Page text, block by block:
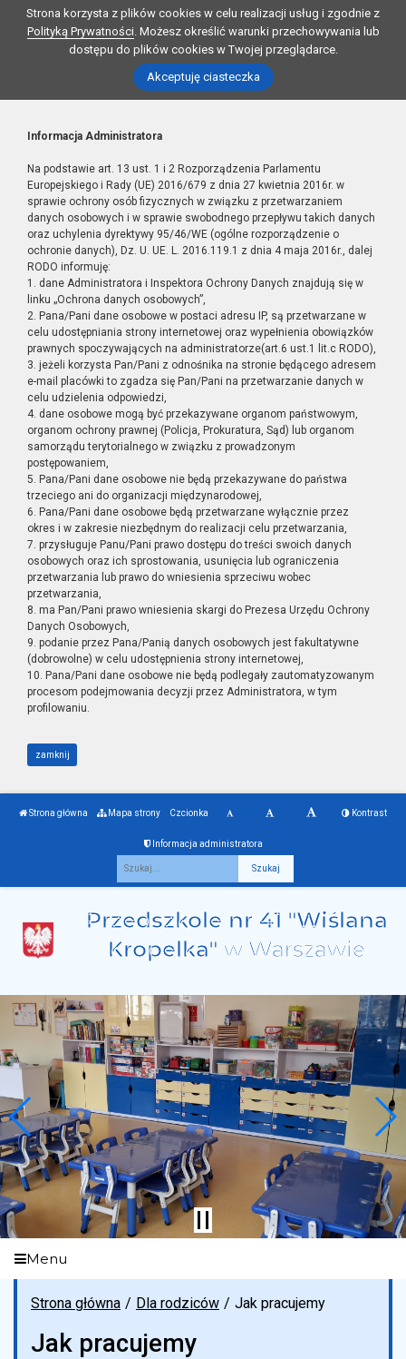
Strona korzysta z plików cookies w celu realizacji usług i zgodnie z
Polityką Prywatności. Możesz określić warunki przechowywania lub
dostępu do plików cookies w Twojej przeglądarce.
Akceptuję ciasteczka
Informacja Administratora
Na podstawie art. 13 ust. 1 i 2 Rozporządzenia Parlamentu
Europejskiego i Rady (UE) 2016/679 z dnia 27 kwietnia 2016r. w
sprawie ochrony osób fizycznych w związku z przetwarzaniem
danych osobowych i w sprawie swobodnego przepływu takich danych
oraz uchylenia dyrektywy 95/46/WE (ogólne rozporządzenie o
ochronie danych), Dz. U. UE. L. 2016.119.1 z dnia 4 maja 2016r., dalej
RODO informuję:
1. dane Administratora i Inspektora Ochrony Danych znajdują się w
linku „Ochrona danych osobowych”,
2. Pana/Pani dane osobowe w postaci adresu IP, są przetwarzane w
celu udostępniania strony internetowej oraz wypełnienia obowiązków
prawnych spoczywających na administratorze(art.6 ust.1 lit.c RODO),
3. jeżeli korzysta Pan/Pani z odnośnika na stronie będącego adresem
e-mail placówki to zgadza się Pan/Pani na przetwarzanie danych w
celu udzielenia odpowiedzi,
4. dane osobowe mogą być przekazywane organom państwowym,
organom ochrony prawnej (Policja, Prokuratura, Sąd) lub organom
samorządu terytorialnego w związku z prowadzonym
postępowaniem,
5. Pana/Pani dane osobowe nie będą przekazywane do państwa
trzeciego ani do organizacji międzynarodowej,
6. Pana/Pani dane osobowe będą przetwarzane wyłącznie przez
okres i w zakresie niezbędnym do realizacji celu przetwarzania,
7. przysługuje Panu/Pani prawo dostępu do treści swoich danych
osobowych oraz ich sprostowania, usunięcia lub ograniczenia
przetwarzania lub prawo do wniesienia sprzeciwu wobec
przetwarzania,
8. ma Pan/Pani prawo wniesienia skargi do Prezesa Urzędu Ochrony
Danych Osobowych,
9. podanie przez Pana/Panią danych osobowych jest fakultatywne
(dobrowolne) w celu udostępnienia strony internetowej,
10. Pana/Pani dane osobowe nie będą podlegały zautomatyzowanym
procesom podejmowania decyzji przez Administratora, w tym
profilowaniu.
zamknij
Strona główna Mapa strony Czcionka Kontrast
Informacja administratora
Przedszkole nr 41 "Wiślana
Kropelka" w Warszawie
Menu
Strona główna Dla rodziców Jak pracujemy
Jak pracujemy